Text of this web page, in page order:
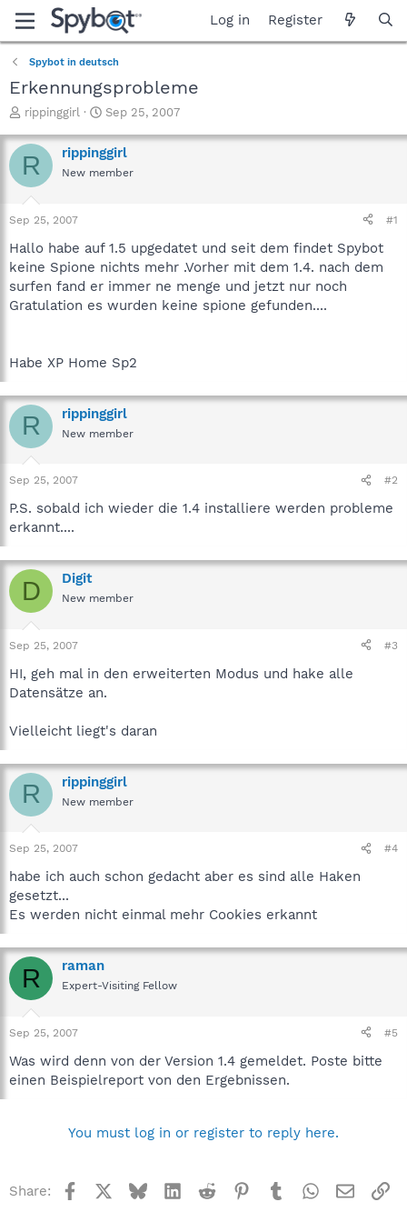
Log in Register
Spybot in deutsch
Erkennungsprobleme
T
r
e
a
t
a
r
t
e
r
rippinggirl
S
a
r
t
e
Sep 25, 2007
R rippinggirl
New member
Sep 25, 2007 #1
Hallo habe auf 1.5 upgedatet und seit dem findet Spybot
keine Spione nichts mehr .Vorher mit dem 1.4. nach dem
surfen fand er immer ne menge und jetzt nur noch
Gratulation es wurden keine spione gefunden....
Habe XP Home Sp2
R rippinggirl
New member
Sep 25, 2007 #2
P.S. sobald ich wieder die 1.4 installiere werden probleme
erkannt....
D Digit
New member
Sep 25, 2007 #3
HI, geh mal in den erweiterten Modus und hake alle
Datensätze an.
Vielleicht liegt's daran
R rippinggirl
New member
Sep 25, 2007 #4
habe ich auch schon gedacht aber es sind alle Haken
gesetzt...
Es werden nicht einmal mehr Cookies erkannt
R raman
Expert-Visiting Fellow
Sep 25, 2007 #5
Was wird denn von der Version 1.4 gemeldet. Poste bitte
einen Beispielreport von den Ergebnissen.
You must log in or register to reply here.
Share: Facebook BlueskyLinkedInReddit Pinterest
TumblrWhatsApp
Email